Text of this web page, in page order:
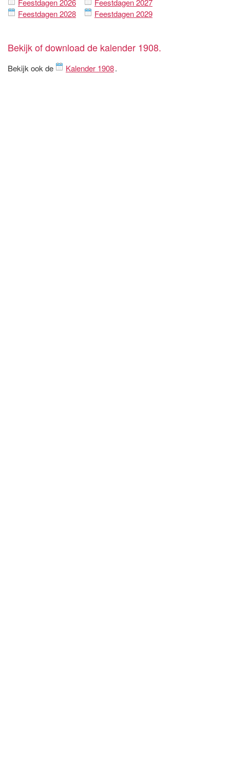
Feestdagen 2026
Feestdagen 2027
Feestdagen 2028
Feestdagen 2029
Bekijk of download de kalender 1908.
Bekijk ook de Kalender 1908.